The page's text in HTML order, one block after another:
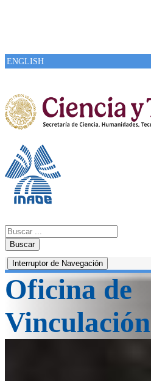
ENGLISH
Buscar
Interruptor de Navegación
Oficina de
Vinculación